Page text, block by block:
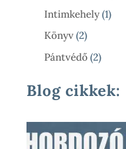
Intimkehely 11
Könyv 22
Termék
Pántvédő 22
Blog cikkek: